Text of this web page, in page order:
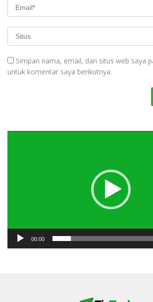
Simpan nama, email, dan situs web saya
untuk komentar saya berikutnya.
00:00